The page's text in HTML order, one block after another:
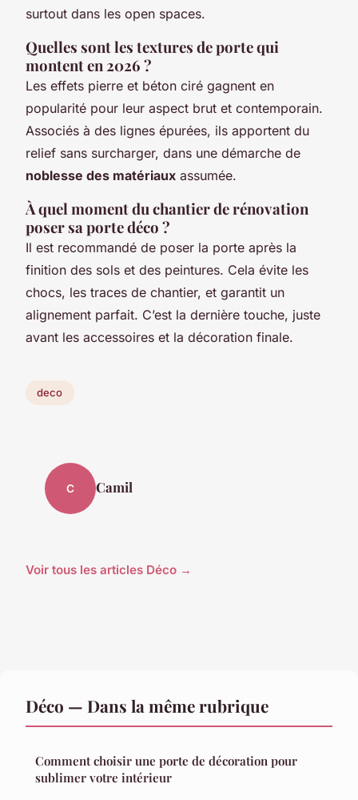
surtout dans les open spaces.
Quelles sont les textures de porte qui
montent en 2026 ?
Les effets pierre et béton ciré gagnent en
popularité pour leur aspect brut et contemporain.
Associés à des lignes épurées, ils apportent du
relief sans surcharger, dans une démarche de
noblesse des matériaux assumée.
À quel moment du chantier de rénovation
poser sa porte déco ?
Il est recommandé de poser la porte après la
finition des sols et des peintures. Cela évite les
chocs, les traces de chantier, et garantit un
alignement parfait. C’est la dernière touche, juste
avant les accessoires et la décoration finale.
deco
C Camil
Voir tous les articles Déco →
Déco — Dans la même rubrique
Comment choisir une porte de décoration pour
sublimer votre intérieur